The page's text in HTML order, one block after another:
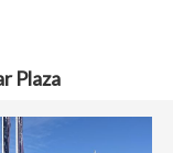
Plaza